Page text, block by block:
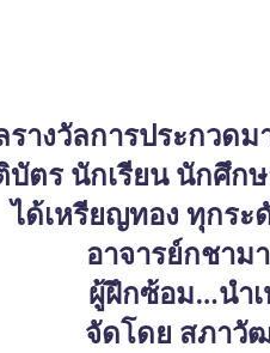
รางวัลการประกวด
ตร นักเรียน นักศึก
ได้เหรียญทอง ทุกร
อาจารย์กชาม
ผู้ฝึกซ้อม…นำ
จัดโดย สภาวั